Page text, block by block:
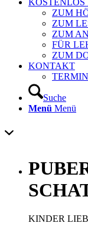
KOSTENLOS
ZUM
ZUM
ZUM
FÜR
ZUM
KONTAKT
Suche
Menü Menü
KINDER